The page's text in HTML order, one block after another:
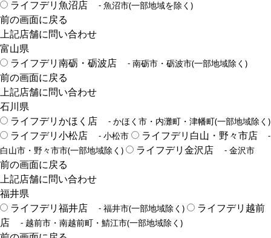
ライフデリ魚沼店 - 魚沼市(一部地域を除く)
前の画面に戻る
上記店舗に問い合わせ
富山県
ライフデリ南砺・砺波店
- 南砺市・砺波市(一部地域除く)
前の画面に戻る
上記店舗に問い合わせ
石川県
ライフデリかほく店
- かほく市・内灘町・津幡町(一部地域除く)
ライフデリ小松店 - 小松市 ライフデリ白山・野々市店
-
白山市・野々市市(一部地域除く)
ライフデリ金沢店 - 金沢市
前の画面に戻る
上記店舗に問い合わせ
福井県
ライフデリ福井店
- 福井市(一部地域除く)
ライフデリ越前
店
- 越前市・南越前町・鯖江市(一部地域除く)